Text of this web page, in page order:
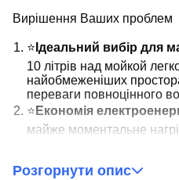
Вирішення Ваших проблем
⭐ Ідеальний вибір для
10 літрів над мойкой
найобмеженіших
переваги повноцінного
⭐Економія
майже моментальне
цінує економічність.
Розгорнути опис